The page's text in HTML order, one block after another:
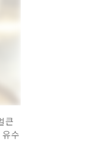
큰
수